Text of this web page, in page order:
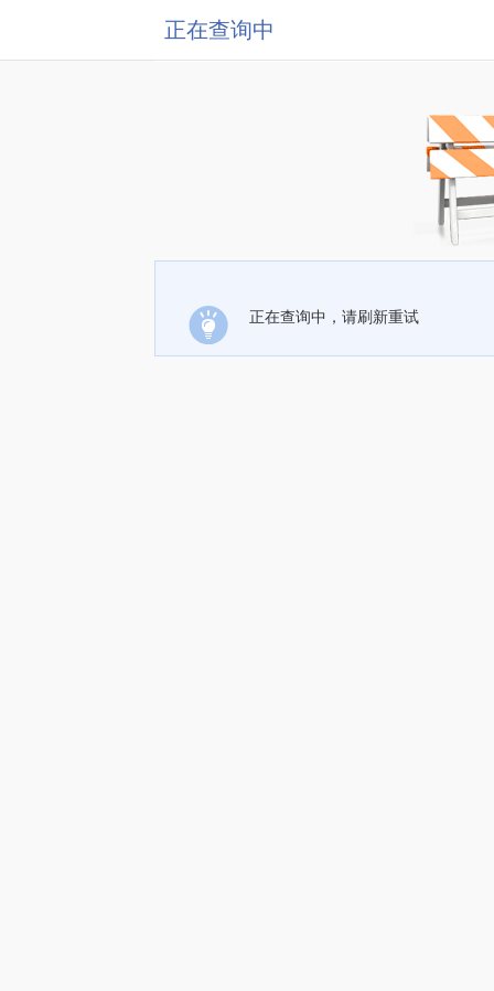
正在查询中
正在查询中，请刷新重试